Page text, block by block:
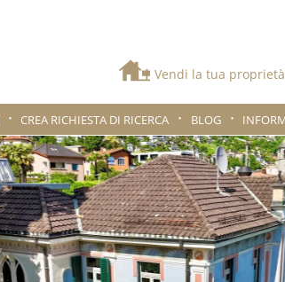
Vendi la tua
CREA RICHIESTA DI RICERCA BLOG